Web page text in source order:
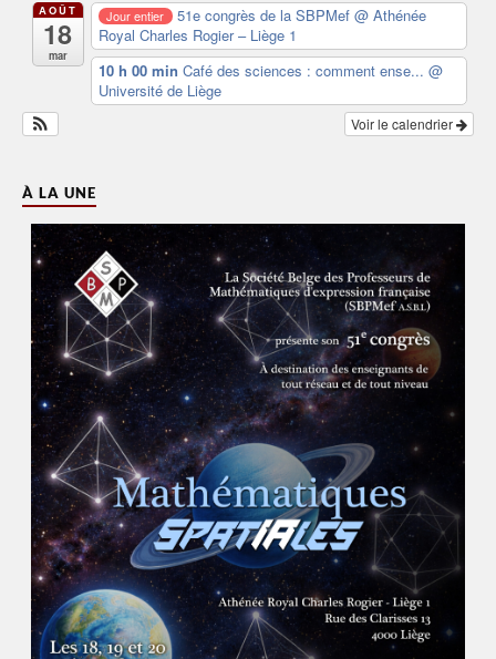
AOÛT
18
mar
Jour entier 51e congrès de la SBPMef@ Athénée
Royal Charles Rogier – Liège 1
10 h 00 min Café des sciences : comment ense... @
Université de Liège
Voir le calendrier
À LA UNE